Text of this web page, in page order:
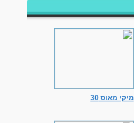
מיקי מאוס 30